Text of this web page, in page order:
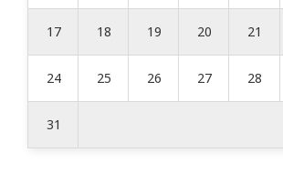
17 18 19 20 21
24 25 26 27 28
31